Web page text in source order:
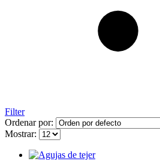
Filter
Ordenar por:
Mostrar: